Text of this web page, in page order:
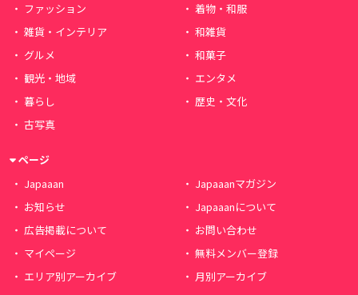
ファッション
着物・和服
雑貨・インテリア
和雑貨
グルメ
和菓子
観光・地域
エンタメ
暮らし
歴史・文化
古写真
ページ
Japaaan
Japaaanマガジン
お知らせ
Japaaanについて
広告掲載について
お問い合わせ
マイページ
無料メンバー登録
エリア別アーカイブ
月別アーカイブ